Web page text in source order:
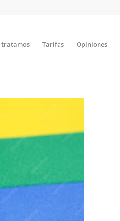
tratamos Tarifas Opiniones